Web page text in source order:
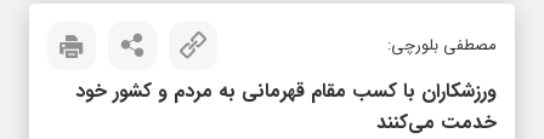
مصطفی بلورچی:
ورزشکاران با کسب مقام قهرمانی به مردم و کشور خود
خدمت می‌کنند